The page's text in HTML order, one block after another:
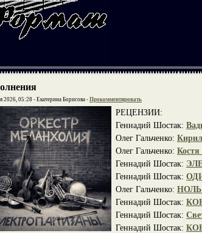
2026, 05:28 - Екатерина Борисова - Прокомментировать
РЕЦЕНЗИИ:
Геннадий Шостак:
Олег Гальченко:
Олег Гальченко:
Геннадий Шостак:
Геннадий Шостак:
Олег Гальченко: НОЛЬ
Геннадий Шостак:
Геннадий Шостак:
Геннадий Шостак: